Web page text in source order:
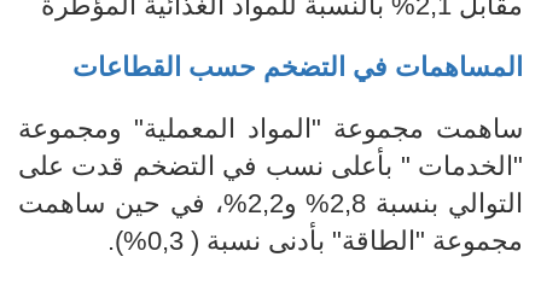
المساهمات في التضخم حسب القطاعات
ساهمت مجموعة "المواد المعملية" ومجموعة
" الخدمات " بأعلى نسب في التضخم قدت على
التوالي بنسبة 2,8% و2,2%، في
حين ساهمت
مجموعة "الطاقة" بأدنى نسبة ( 0,3%).